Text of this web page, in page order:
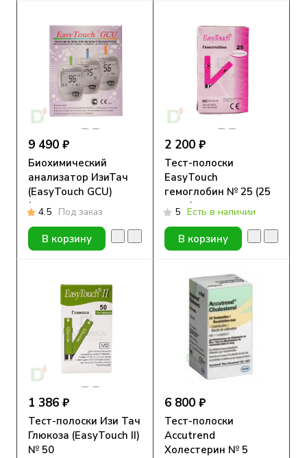
9 490 ₽
Биохимический
анализатор ИзиТач
(EasyTouch GCU)
(глюкоза, холестерин
и мочевая кислота в
крови)
4.5 Под заказ
В корзину
2 200 ₽
Тест-полоски
EasyTouch
гемоглобин № 25 (25
штук)
5 Есть в наличии
В корзину
1 386 ₽
Тест-полоски Изи Тач
Глюкоза (EasyTouch II)
№ 50
6 800 ₽
Тест-полоски
Accutrend
Холестерин № 5